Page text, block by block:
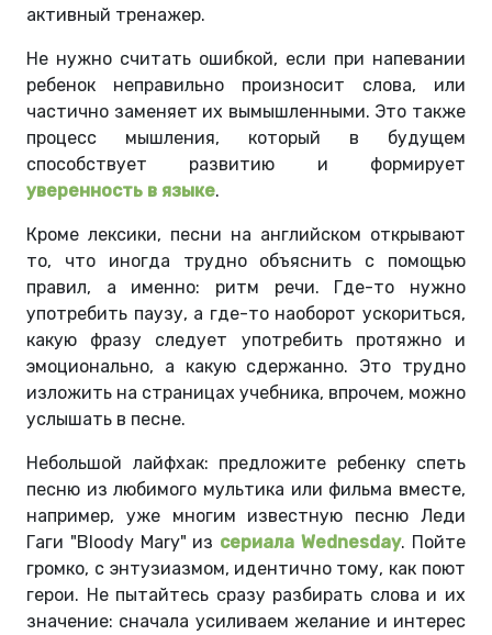
активный тренажер.
Не нужно считать ошибкой, если при напевании
ребенок неправильно произносит слова, или
частично заменяет их вымышленными. Это также
процесс мышления, который в будущем
способствует развитию и формирует
уверенность в языке.
Кроме лексики, песни на английском открывают
то, что иногда трудно объяснить с помощью
правил, а именно: ритм речи. Где-то нужно
употребить паузу, а где-то наоборот ускориться,
какую фразу следует употребить протяжно и
эмоционально, а какую сдержанно. Это трудно
изложить на страницах учебника, впрочем, можно
услышать в песне.
Небольшой лайфхак: предложите ребенку спеть
песню из любимого мультика или фильма вместе,
например, уже многим известную песню Леди
Гаги "Bloody Mary" из сериала Wednesday. Пойте
громко, с энтузиазмом, идентично тому, как поют
герои. Не пытайтесь сразу разбирать слова и их
значение: сначала усиливаем желание и интерес